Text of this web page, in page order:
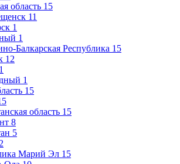
область 15
11
1
1
Балкарская Республика 15
12
1
1
15
область 15
8
5
2
Марий Эл 15